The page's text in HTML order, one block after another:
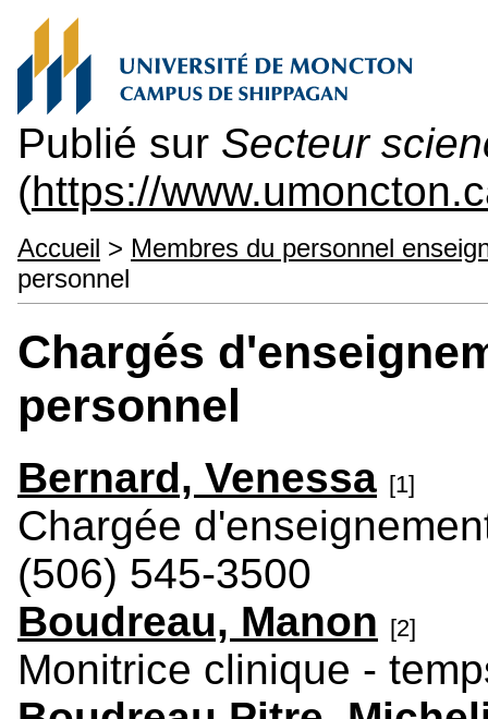
Publié sur Secteur
(https://
Accueil > Membres du personnel
personnel
Chargés
personnel
Bernard, Venessa [1]
Chargée
(506) 545-3500
Boudreau, Manon [2]
Monitrice clinique -